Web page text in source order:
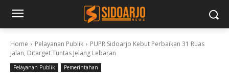
Home Pelayanan Publik
PUPR Sidoarjo Kebut Perbaikan 31 Ruas
Jalan, Ditarget Tuntas Jelang Lebaran
Pelayanan Publik Pemerintahan